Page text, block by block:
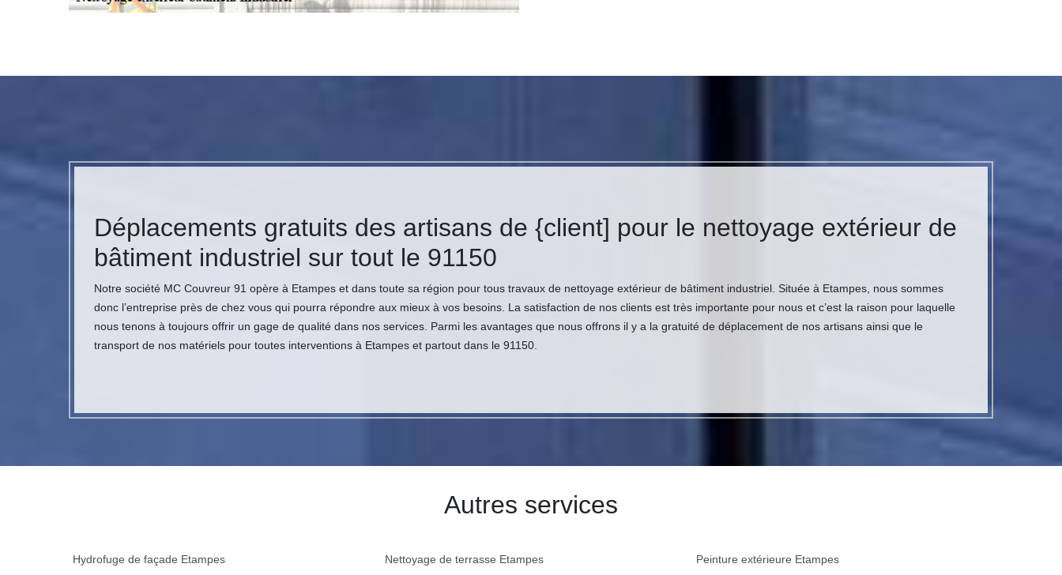
Déplacements gratuits des artisans de {client] pour le nettoyage extérieur de
bâtiment industriel sur tout le 91150
Notre société MC Couvreur 91 opère à Etampes et dans toute sa région pour tous travaux de nettoyage extérieur de bâtiment industriel. Située à Etampes, nous sommes
donc l’entreprise près de chez vous qui pourra répondre aux mieux à vos besoins. La satisfaction de nos clients est très importante pour nous et c’est la raison pour laquelle
nous tenons à toujours offrir un gage de qualité dans nos services. Parmi les avantages que nous offrons il y a la gratuité de déplacement de nos artisans ainsi que le
transport de nos matériels pour toutes interventions à Etampes et partout dans le 91150.
Autres services
Hydrofuge de façade Etampes Nettoyage de terrasse Etampes Peinture extérieure Etampes